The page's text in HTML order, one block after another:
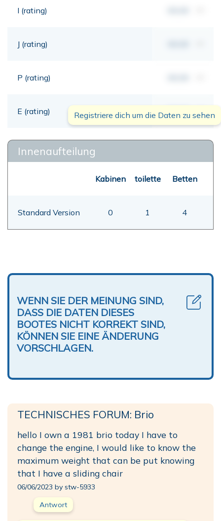
I (rating)
J (rating)
P (rating)
E (rating) 00,00 mt
Registriere dich um die Daten zu sehen
Innenaufteilung
Kabinen toilette Betten
Standard Version 0 1 4
WENN SIE DER MEINUNG SIND,
DASS DIE DATEN DIESES
BOOTES NICHT KORREKT SIND,
KÖNNEN SIE EINE ÄNDERUNG
VORSCHLAGEN.
TECHNISCHES FORUM: Brio
hello I own a 1981 brio today I have to
change the engine, I would like to know the
maximum weight that can be put knowing
that I have a sliding chair
06/06/2023 by stw-5933
Antwort